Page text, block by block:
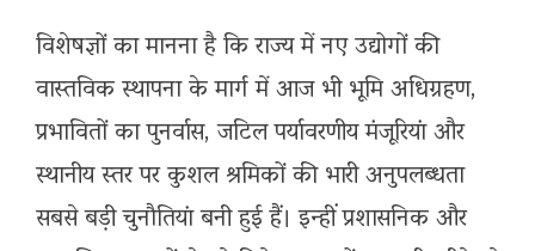
विशेषज्ञों का मानना है कि राज्य में नए उद्योगों की
वास्तविक स्थापना के मार्ग में आज भी भूमि अधिग्रहण,
प्रभावितों का पुनर्वास, जटिल पर्यावरणीय मंजूरियां और
स्थानीय स्तर पर कुशल श्रमिकों की भारी अनुपलब्धता
सबसे बड़ी चुनौतियां बनी हुई हैं। इन्हीं प्रशासनिक और